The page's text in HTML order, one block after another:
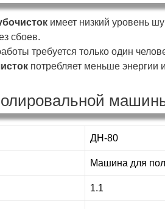
имеет низкий уровень
сбоев.
требуется только один
потребляет меньше энергии
ДН-80
Машина для
1.1